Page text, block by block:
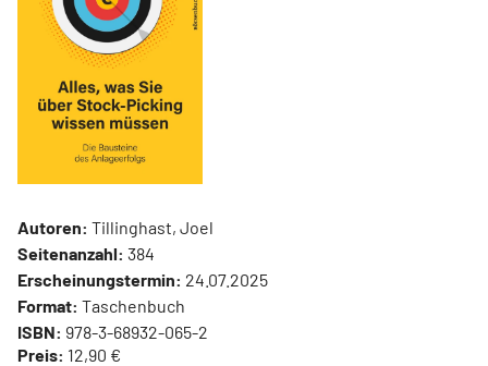
Autoren: Tillinghast, Joel
Seitenanzahl: 384
Erscheinungstermin: 24.07.2025
Format: Taschenbuch
ISBN: 978-3-68932-065-2
Preis: 12,90 €